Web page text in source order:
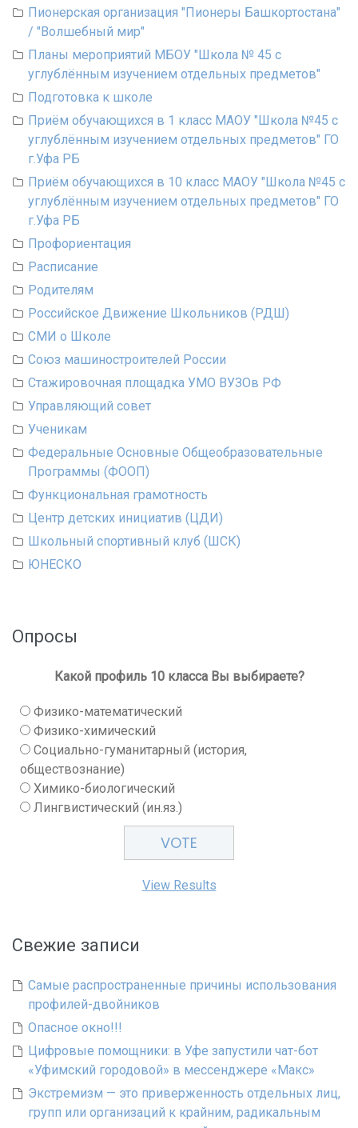
Пионерская организация "Пионеры Башкортостана"
/ "Волшебный мир"
Планы мероприятий МБОУ "Школа № 45 с
углублённым изучением отдельных предметов"
Подготовка к школе
Приём обучающихся в 1 класс МАОУ "Школа №45 с
углублённым изучением отдельных предметов" ГО
г.Уфа РБ
Приём обучающихся в 10 класс МАОУ "Школа №45 с
углублённым изучением отдельных предметов" ГО
г.Уфа РБ
Профориентация
Расписание
Родителям
Российское Движение Школьников (РДШ)
СМИ о Школе
Союз машиностроителей России
Стажировочная площадка УМО ВУЗОв РФ
Управляющий совет
Ученикам
Федеральные Основные Общеобразовательные
Программы (ФООП)
Функциональная грамотность
Центр детских инициатив (ЦДИ)
Школьный спортивный клуб (ШСК)
ЮНЕСКО
Опросы
Какой профиль 10 класса Вы выбираете?
Физико-математический
Физико-химический
Социально-гуманитарный (история,
обществознание)
Химико-биологический
Лингвистический (ин.яз.)
View Results
Свежие записи
Самые распространенные причины использования
профилей-двойников
Опасное окно!!!
Цифровые помощники: в Уфе запустили чат-бот
«Уфимский городовой» в мессенджере «Макс»
Экстремизм — это приверженность отдельных лиц,
групп или организаций к крайним, радикальным